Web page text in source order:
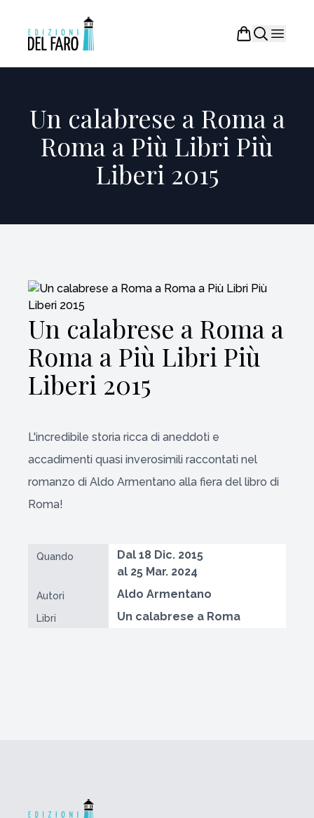
Un calabrese a Roma a
Roma a Più Libri Più
Liberi 2015
Un calabrese a Roma a
Roma a Più Libri Più
Liberi 2015
L'incredibile storia ricca di aneddoti e
accadimenti quasi inverosimili raccontati nel
romanzo di Aldo Armentano alla fiera del libro di
Roma!
Quando
Dal 18 Dic. 2015
al 25 Mar. 2024
Autori Aldo Armentano
Libri Un calabrese a Roma